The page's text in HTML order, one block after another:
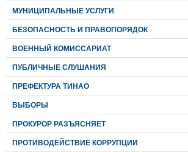
МУНИЦИПАЛЬНЫЕ УСЛУГИ
БЕЗОПАСНОСТЬ И ПРАВОПОРЯДОК
ВОЕННЫЙ КОМИССАРИАТ
ПУБЛИЧНЫЕ СЛУШАНИЯ
ПРЕФЕКТУРА ТИНАО
ВЫБОРЫ
ПРОКУРОР РАЗЪЯСНЯЕТ
ПРОТИВОДЕЙСТВИЕ КОРРУПЦИИ